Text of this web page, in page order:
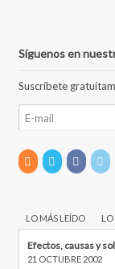
Síguenos en
Suscríbete
LO MÁS LEÍDO
Efectos, causas y
21 OCTUBRE 2002